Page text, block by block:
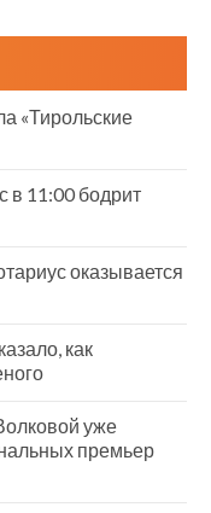
«Тирольские
в 11:00 бодрит
оказывается
как
уже
премьер